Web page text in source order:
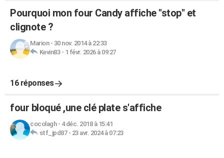
Pourquoi mon four Candy affiche "stop" et
clignote ?
Marion- 30 nov. 2014 à 22:33
Kevin83- 1 févr. 2026 à 09:27
16 réponses
four bloqué ,une clé plate s'affiche
cocolagh- 4 déc. 2018 à 15:41
stf_jpd87- 23 avr. 2024 à 07:23